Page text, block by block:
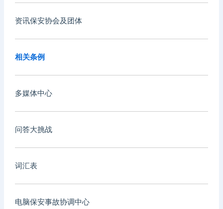
资讯保安协会及团体
相关条例
多媒体中心
问答大挑战
词汇表
电脑保安事故协调中心